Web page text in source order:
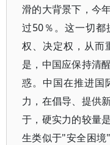
滑的大背景下，今
过50％。这一切
权、决定权，从而
是，中国应保持清
惑。中国在推进国
力，在倡导、提供
于，硬实力的较量
生类似于"安全困